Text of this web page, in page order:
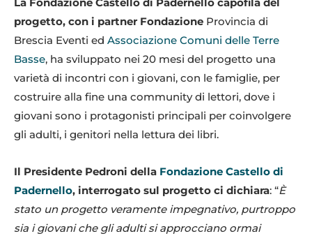
progetto, con i partner Fondazione Provincia di
Brescia Eventi ed Associazione Comuni delle Terre
Basse, ha sviluppato nei 20 mesi del progetto una
varietà di incontri con i giovani, con le famiglie, per
costruire alla fine una community di lettori, dove i
giovani sono i protagonisti principali per coinvolgere
gli adulti, i genitori nella lettura dei libri.
Il Presidente Pedroni della Fondazione Castello di
Padernello, interrogato sul progetto ci dichiara: “È
stato un progetto veramente impegnativo, purtroppo
sia i giovani che gli adulti si approcciano ormai